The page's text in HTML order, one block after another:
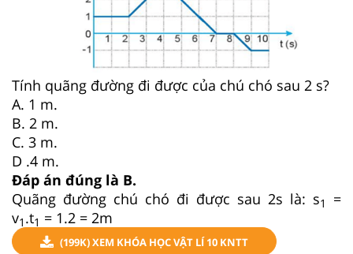
Tính quãng đường đi được của chú chó sau 2 s?
A. 1 m.
B. 2 m.
C. 3 m.
D .4 m.
Đáp án đúng là B.
Quãng đường chú chó đi được sau 2s là: s1
=
v1 .t1 = 1.2 = 2m
(199K) XEM KHÓA HỌC VẬT LÍ 10 KNTT